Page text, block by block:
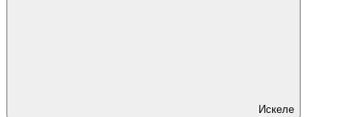
Искеле